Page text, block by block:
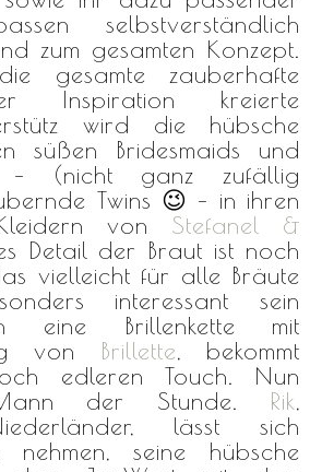
selbstverständlich
zum gesamten Konzept.
gesamte zauberhafte
Inspiration kreierte
wird die hübsche
süßen Bridesmaids und
– (nicht ganz zufällig
Twins 😉 – in ihren
von Stefanel &
Detail der Braut ist noch
vielleicht für alle Bräute
interessant sein
eine Brillenkette mit
von Brillette, bekommt
edleren Touch. Nun
der Stunde. Rik,
lässt sich
seine hübsche